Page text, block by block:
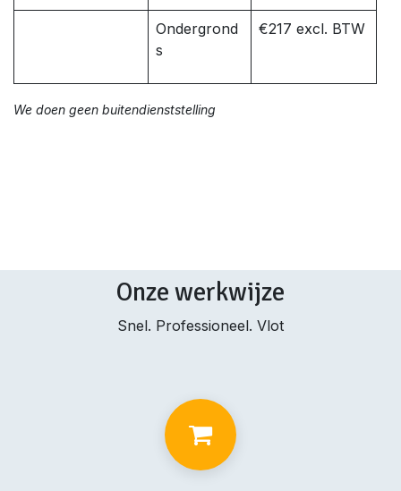
Ondergrond
s
€217 excl. BTW
We doen geen buitendienststelling
Onze werkwijze
Snel. Professioneel. Vlot